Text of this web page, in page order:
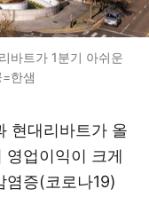
바트가 1분기 아쉬운
한샘
현대리바트가 올
영업이익이 크게
염증(코로나19)